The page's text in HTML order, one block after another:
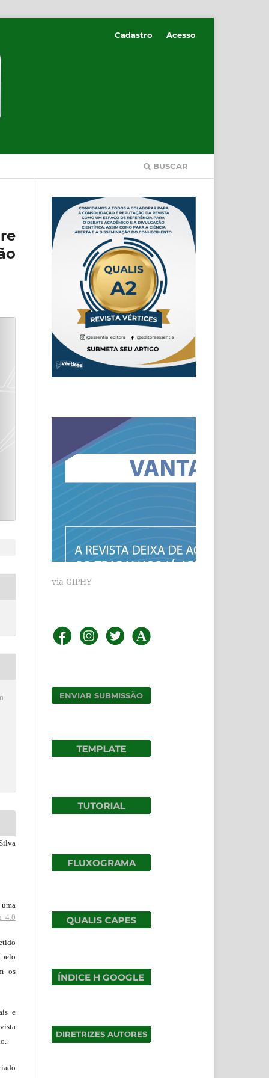
BUSCAR
Cadastro Acesso
4.0
os
e
via GIPHY
ENVIAR SUBMISSÃO